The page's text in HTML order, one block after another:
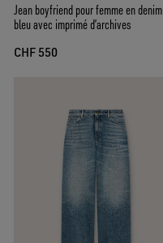
Jean boyfriend pour femme en denim
bleu avec imprimé d’archives
CHF 550